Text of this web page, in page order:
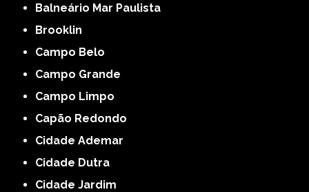
Balneário Mar Paulista
Brooklin
Campo Belo
Campo Grande
Campo Limpo
Capão Redondo
Cidade Ademar
Cidade Dutra
Cidade Jardim